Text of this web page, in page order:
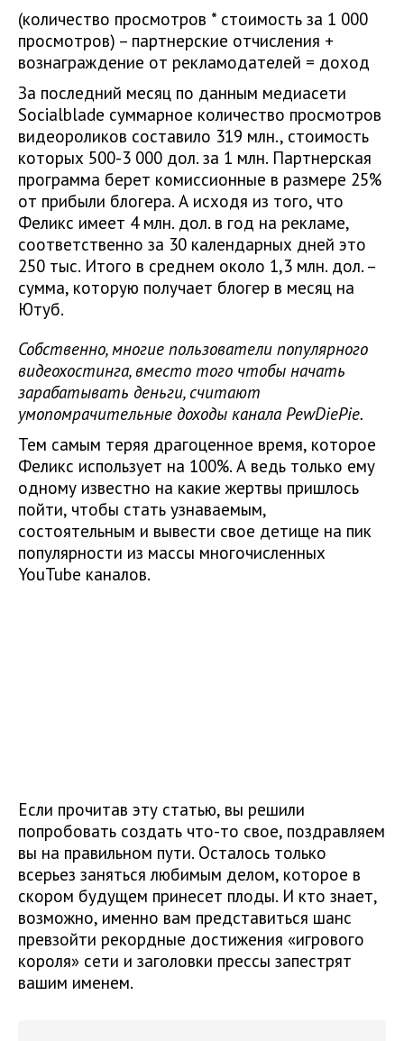
(количество просмотров * стоимость за 1 000
просмотров) – партнерские отчисления +
вознаграждение от рекламодателей = доход
За последний месяц по данным медиасети
Socialblade суммарное количество просмотров
видеороликов составило 319 млн., стоимость
которых 500-3 000 дол. за 1 млн. Партнерская
программа берет комиссионные в размере 25%
от прибыли блогера. А исходя из того, что
Феликс имеет 4 млн. дол. в год на рекламе,
соответственно за 30 календарных дней это
250 тыс. Итого в среднем около 1,3 млн. дол. –
сумма, которую получает блогер в месяц на
Ютуб.
Собственно, многие пользователи популярного
видеохостинга, вместо того чтобы начать
зарабатывать деньги, считают
умопомрачительные доходы канала PewDiePie.
Тем самым теряя драгоценное время, которое
Феликс использует на 100%. А ведь только ему
одному известно на какие жертвы пришлось
пойти, чтобы стать узнаваемым,
состоятельным и вывести свое детище на пик
популярности из массы многочисленных
YouTube каналов.
Если прочитав эту статью, вы решили
попробовать создать что-то свое, поздравляем
вы на правильном пути. Осталось только
всерьез заняться любимым делом, которое в
скором будущем принесет плоды. И кто знает,
возможно, именно вам представиться шанс
превзойти рекордные достижения «игрового
короля» сети и заголовки прессы запестрят
вашим именем.